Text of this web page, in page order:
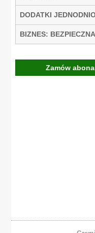
DODATKI
BIZNES:
Zamów